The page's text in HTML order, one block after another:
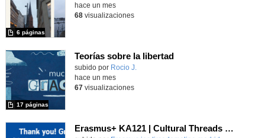
6 páginas
hace un mes
68visualizaciones
Teorías sobre la libertad
Contenido educativo.
subido por Rocio J.
17 páginas
hace un mes
67visualizaciones
Erasmus+ KA121 | Cultural Threads UNESCO | Padua–Madrid 2026